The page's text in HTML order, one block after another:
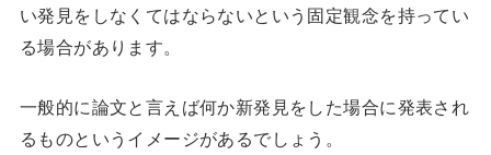
い発見をしなくてはならないという固定観念を持ってい
る場合があります。
一般的に論文と言えば何か新発見をした場合に発表され
るものというイメージがあるでしょう。